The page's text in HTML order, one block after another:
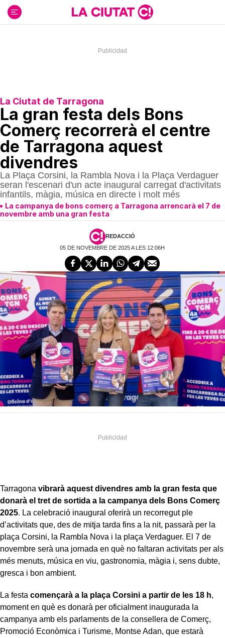
contenido
La Ciutat de Tarragona
La gran festa dels Bons
Comerç recorrerà el centre
de Tarragona aquest
divendres
La Plaça Corsini, la Rambla Nova i la Plaça Verdaguer
seran l'escenari d'un acte inaugural carregat d'activitats
infantils, màgia, música en directe i molt més
La campanya de bons comerç a Tarragona arrencarà el 7 de
novembre amb una gran festa
REDACCIÓ
05 DE NOVEMBRE DE 2025 A LES 12:06H
Tarragona vibrarà aquest divendres amb la gran festa que
donarà el tret de sortida a la campanya dels Bons Comerç
2025. La celebració inaugural oferirà un recorregut ple
d’activitats que, des de mitja tarda fins a la nit, passarà per la
plaça Corsini, la Rambla Nova i la plaça Verdaguer. El 7 de
novembre serà una jornada en què no faltaran activitats per als
més menuts, música en viu, gastronomia, màgia i, sens dubte,
gresca i bon ambient.
La festa començarà a la plaça Corsini a partir de les 18 h,
moment en què es donarà per oficialment inaugurada la
campanya amb els parlaments de la consellera de Comerç,
Promoció Econòmica i Turisme, Montse Adan, que estarà